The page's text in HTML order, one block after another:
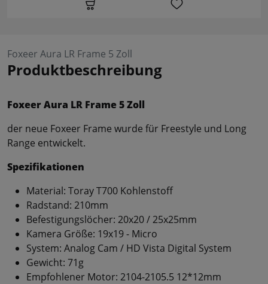
Foxeer Aura LR Frame 5 Zoll
Produktbeschreibung
Foxeer Aura LR Frame 5 Zoll
der neue Foxeer Frame wurde für Freestyle und Long
Range entwickelt.
Spezifikationen
Material: Toray T700 Kohlenstoff
Radstand: 210mm
Befestigungslöcher: 20x20 / 25x25mm
Kamera Größe: 19x19 - Micro
System: Analog Cam / HD Vista Digital System
Gewicht: 71g
Empfohlener Motor: 2104-2105.5 12*12mm